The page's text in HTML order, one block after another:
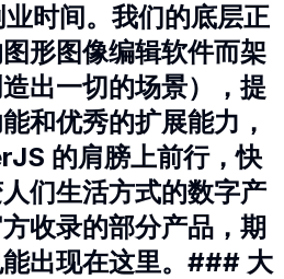
时间。我们的底层正
形图像编辑软件而架
出一切的场景），提
和优秀的扩展能力，
的肩膀上前行，快
们生活方式的数字产
收录的部分产品，期
出现在这里。### 大